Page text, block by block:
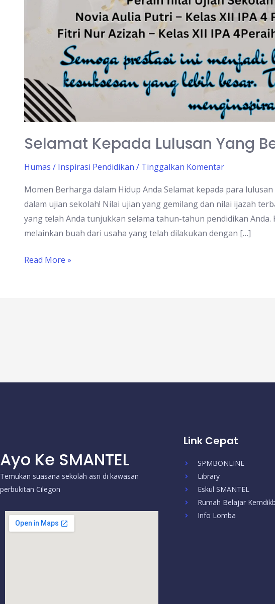
Selamat Kepada Lulusan Yang
Humas / Inspirasi Pendidikan / Tinggalkan Komentar
Momen Berharga dalam Hidup Anda Selamat kepada para
dalam ujian sekolah! Nilai ujian yang gemilang dan nilai ijazah
yang telah Anda tunjukkan selama tahun-tahun pendidikan
melainkan buah dari usaha yang telah dilakukan dengan […]
Read More »
Ayo Ke SMANTEL
Temukan suasana sekolah asri di kawasan
perbukitan Cilegon
Link Cepat
SPMBONLINE
Library
Eskul SMANTEL
Rumah Belajar
Info Lomba